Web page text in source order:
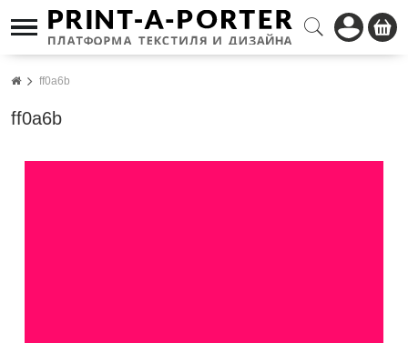
ff0a6b
ff0a6b